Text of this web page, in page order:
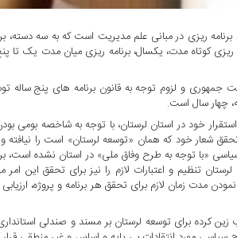
برنامه ریزی در مبانی علم مدیریت است که به سه
کوتاه مدت، یکسال، برنامه ریزی میان مدت یک تا
جمهوری و لزوم توجه به قانون برنامه های پنج ساله
چهار سال است.
استقرار خود در استان لرستان، با توجه به شاخصه
شعار خود که همان «توسعه لرستان» است را نیافته
تنظیم و اعتبارات لازم را نیز برای تحقق این
مدت زمان لازم برای تحقق هر برنامه و پروژه،
زین کرده برای توسعه لرستان بر مسند و صندلی